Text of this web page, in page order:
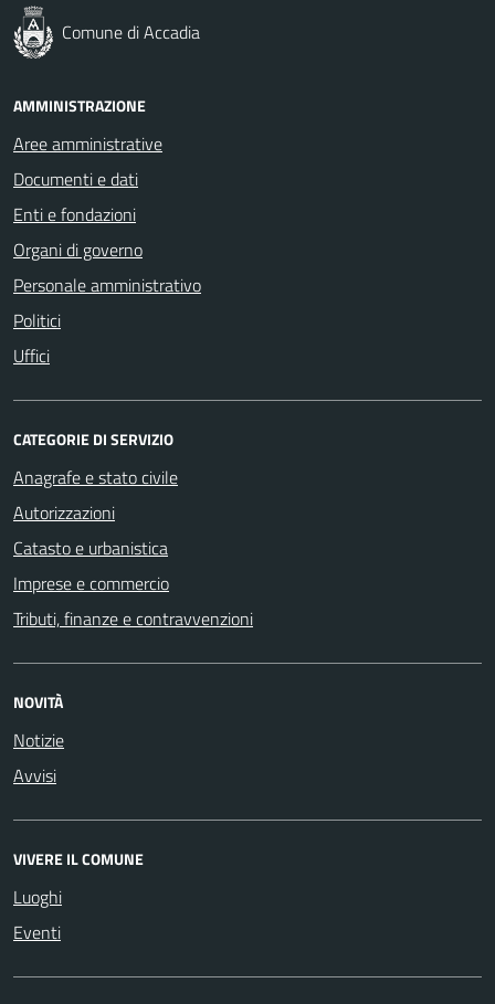
Comune di Accadia
AMMINISTRAZIONE
Aree amministrative
Documenti e dati
Enti e fondazioni
Organi di governo
Personale amministrativo
Politici
Uffici
CATEGORIE DI SERVIZIO
Anagrafe e stato civile
Autorizzazioni
Catasto e urbanistica
Imprese e commercio
Tributi, finanze e contravvenzioni
NOVITÀ
Notizie
Avvisi
VIVERE IL COMUNE
Luoghi
Eventi